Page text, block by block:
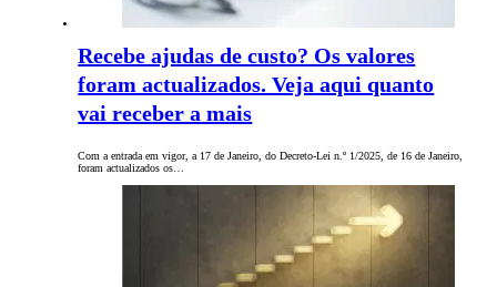
Recebe ajudas de custo? Os valores
foram actualizados. Veja aqui quanto
vai receber a mais
Com a entrada em vigor, a 17 de Janeiro, do Decreto-Lei n.º 1/2025, de 16 de Janeiro,
foram actualizados os…